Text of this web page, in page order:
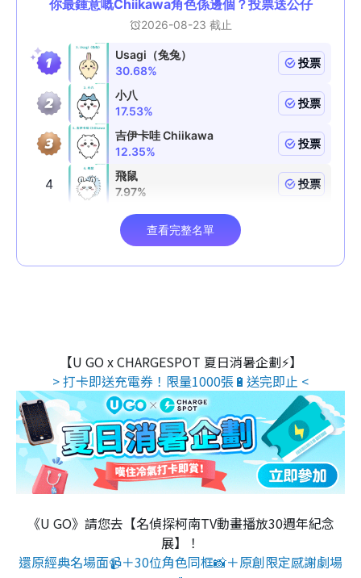
【U GO x CHARGESPOT 夏日消暑企劃⚡】
> 打卡即送充電券！限量1000張🔋送完即止 <
《U GO》請您去【名偵探柯南TV動畫播放30週年紀念
展】！
還原經典名場面📹＋30位角色同框📸＋原創限定感謝劇場